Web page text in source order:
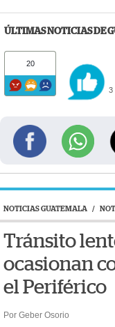
ÚLTIMAS NOTICIAS DE
20
3
NOTICIAS GUATEMALA /
Tránsito
ocasionan
el Periférico
Por Geber Osorio